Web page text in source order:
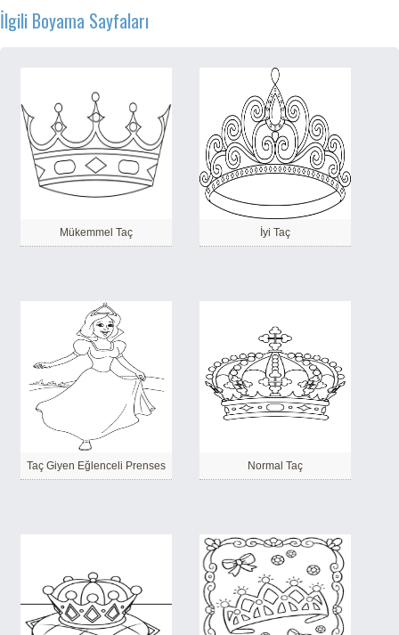
İlgili Boyama Sayfaları
Mükemmel Taç İyi Taç
Taç Giyen Eğlenceli Prenses Normal Taç